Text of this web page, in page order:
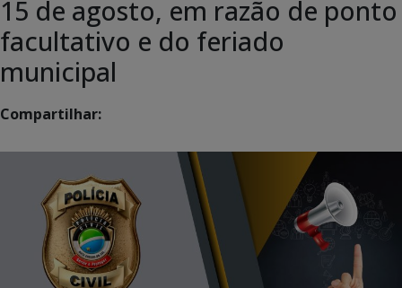
15 de agosto, em razão de ponto
facultativo e do feriado
municipal
Compartilhar: